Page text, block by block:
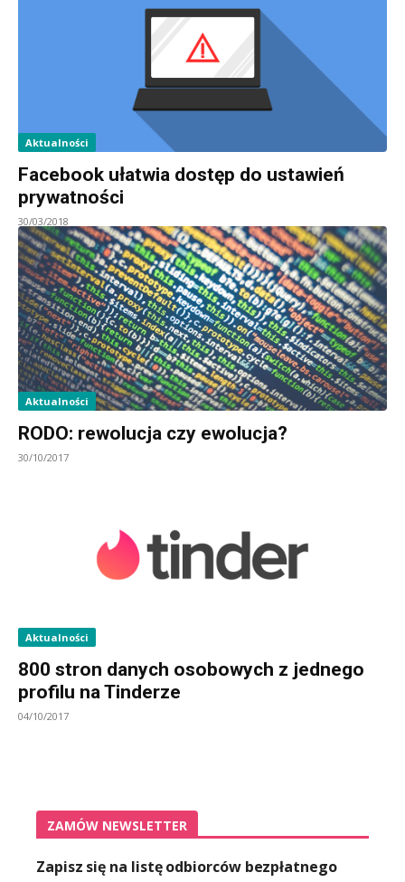
Aktualności
Facebook ułatwia dostęp do ustawień
prywatności
30/03/2018
Aktualności
RODO: rewolucja czy ewolucja?
30/10/2017
Aktualności
800 stron danych osobowych z jednego
profilu na Tinderze
04/10/2017
ZAMÓW NEWSLETTER
Zapisz się na listę odbiorców bezpłatnego